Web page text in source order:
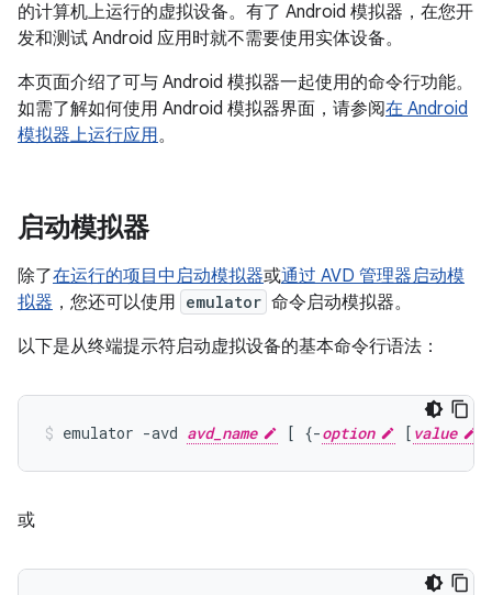
的计算机上运行的虚拟设备。有了 Android 模拟器，在您开
发和测试 Android 应用时就不需要使用实体设备。
本页面介绍了可与 Android 模拟器一起使用的命令行功能。
如需了解如何使用 Android 模拟器界面，请参阅在 Android
模拟器上运行应用。
启动模拟器
除了在运行的项目中启动模拟器或通过 AVD 管理器启动模
拟器 ，您还可以使用 emulator 命令启动模拟器。
以下是从终端提示符启动虚拟设备的基本命令行语法：
emulator -avd avd_name [ {-option [ value
或